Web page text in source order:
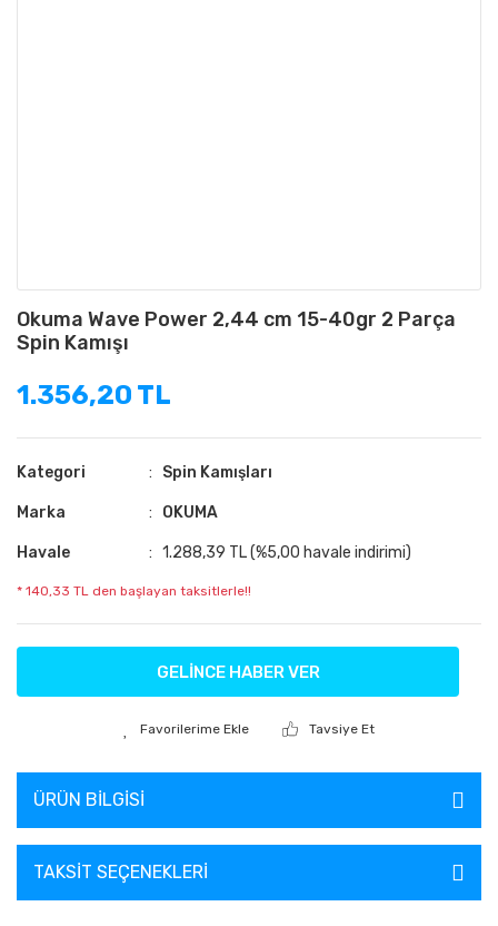
Okuma Wave Power 2,44 cm 15-40gr 2 Parça
Spin Kamışı
1.356,20 TL
Kategori Spin Kamışları
Marka OKUMA
Havale 1.288,39 TL (%5,00 havale indirimi)
* 140,33 TL den başlayan taksitlerle!!
GELİNCE HABER VER
Tavsiye Et
ÜRÜN BILGISI
TAKSIT SEÇENEKLERI